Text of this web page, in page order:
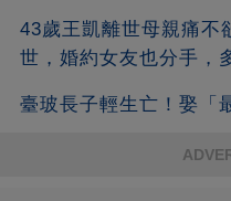
43歲王凱離世母親痛不
世，婚約女友也分手，
臺玻長子輕生亡！娶「